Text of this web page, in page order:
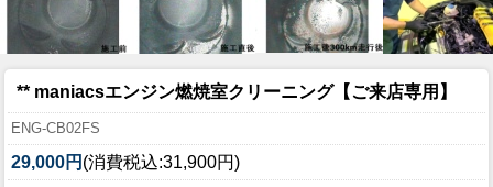
** maniacsエンジン燃焼室クリーニング【ご来店専用】
ENG-CB02FS
29,000円 (消費税込:31,900円)